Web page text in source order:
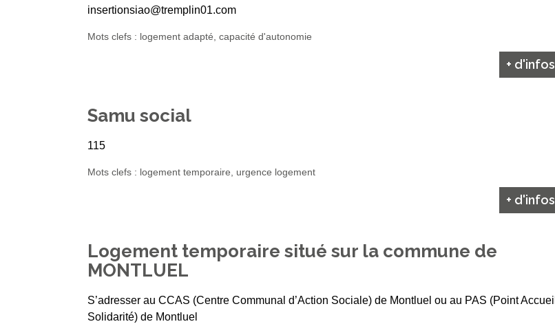
insertionsiao@tremplin01.com
Mots clefs : logement adapté, capacité d'autonomie
+ d'infos
Samu social
115
Mots clefs : logement temporaire, urgence logement
+ d'infos
Logement temporaire situé sur la commune de
MONTLUEL
S’adresser au CCAS (Centre Communal d’Action Sociale) de Montluel ou au PAS (Point Accueil
Solidarité) de Montluel